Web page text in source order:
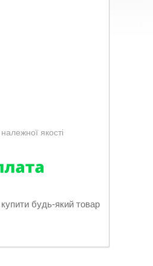
якості
будь-який товар